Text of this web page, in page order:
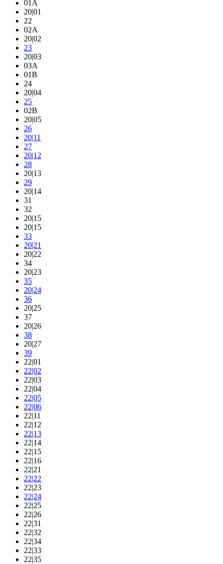
01A
20|01
22
02A
20|02
23
20|03
03A
01B
24
20|04
25
02B
20|05
26
20|11
27
20|12
28
20|13
29
20|14
31
32
20|15
20|15
33
20|21
20|22
34
20|23
35
20|24
36
20|25
37
20|26
38
20|27
39
22|01
22|02
22|03
22|04
22|05
22|06
22|11
22|12
22|13
22|14
22|15
22|16
22|21
22|22
22|23
22|24
22|25
22|26
22|31
22|32
22|34
22|33
22|35